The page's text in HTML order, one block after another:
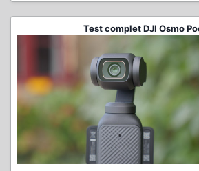
Test complet DJI Osmo